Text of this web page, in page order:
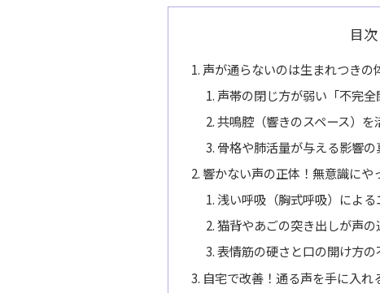
目次
声が通らないのは生まれつき
声帯の閉じ方が弱い「不完全
共鳴腔（響きのスペース）を
骨格や肺活量が与える影響の
響かない声の正体！無意識に
浅い呼吸（胸式呼吸）によ
猫背やあごの突き出しが声の
表情筋の硬さと口の開け方の
自宅で改善！通る声を手に入